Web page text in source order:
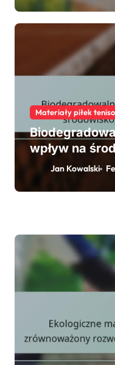
Materiały piłek
wpływ na
wydajność
Jan Kowalski